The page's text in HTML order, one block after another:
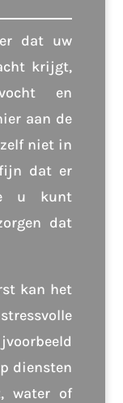
dat uw
krijgt,
en
aan de
niet in
dat er
u kunt
dat
kan het
diensten
water of